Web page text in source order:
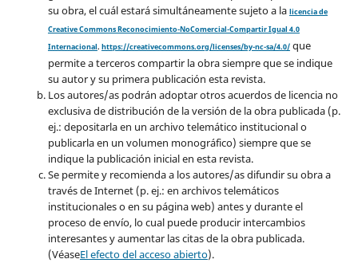
su obra, el cuál estará simultáneamente sujeto a la licencia de
Creative Commons Reconocimiento-NoComercial-Compartir Igual 4.0
Internacional. https://creativecommons.org/licenses/by-nc-sa/4.0/que
permite a terceros compartir la obra siempre que se indique
su autor y su primera publicación esta revista.
Los autores/as podrán adoptar otros acuerdos de licencia no
exclusiva de distribución de la versión de la obra publicada (p.
ej.: depositarla en un archivo telemático institucional o
publicarla en un volumen monográfico) siempre que se
indique la publicación inicial en esta revista.
Se permite y recomienda a los autores/as difundir su obra a
través de Internet (p. ej.: en archivos telemáticos
institucionales o en su página web) antes y durante el
proceso de envío, lo cual puede producir intercambios
interesantes y aumentar las citas de la obra publicada.
(VéaseEl efecto del acceso abierto).